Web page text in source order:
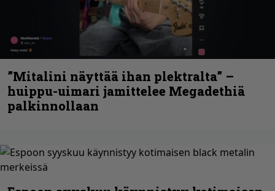
”Mitalini näyttää ihan plektralta” –
huippu-uimari jamittelee Megadethiä
palkinnollaan